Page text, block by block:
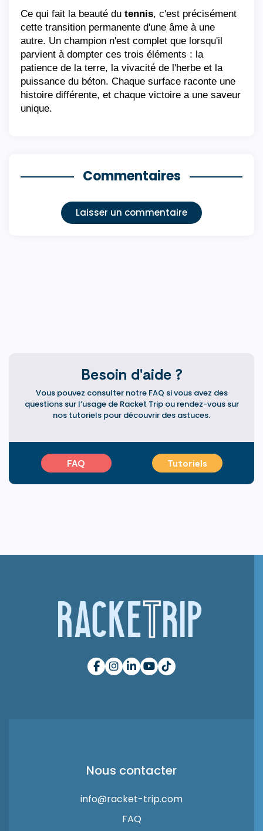
Ce qui fait la beauté du tennis, c'est précisément
cette transition permanente d'une âme à une
autre. Un champion n'est complet que lorsqu'il
parvient à dompter ces trois éléments : la
patience de la terre, la vivacité de l'herbe et la
puissance du béton. Chaque surface raconte une
histoire différente, et chaque victoire a une saveur
unique.
Commentaires
Laisser un commentaire
Besoin d'aide ?
Vous pouvez consulter notre FAQ si vous avez des
questions sur l’usage de Racket Trip ou rendez-vous sur
nos tutoriels pour découvrir des astuces.
FAQ Tutoriels
Nous contacter
info@racket-trip.com
FAQ